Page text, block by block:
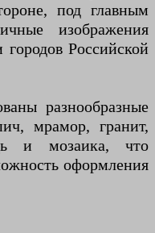
под главным
изображения
городов Российской
разнообразные
мрамор, гранит,
и мозаика, что
оформления